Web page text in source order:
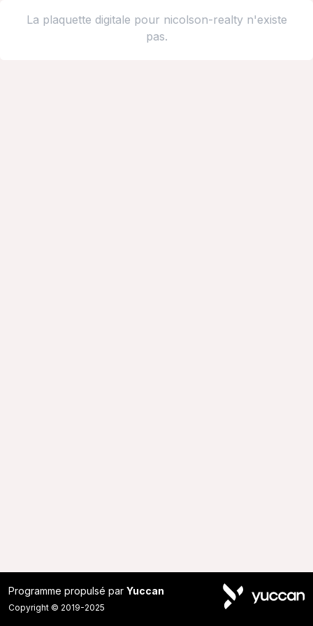
La plaquette digitale pour nicolson-realty n'existe
pas.
Programme propulsé par Yuccan
Copyright © 2019-2025